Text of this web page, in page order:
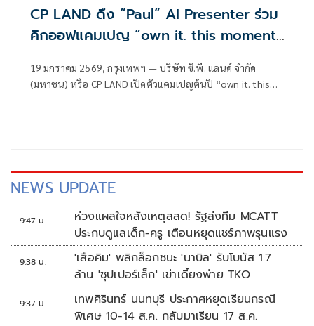
CP LAND ดึง “Paul” AI Presenter ร่วม
คิกออฟแคมเปญ “own it. this moment.
19 มกราคม 2569, กรุงเทพฯ — บริษัท ซี.พี. แลนด์ จำกัด
(มหาชน) หรือ CP LAND เปิดตัวแคมเปญต้นปี “own it. this
NEWS UPDATE
9:47 น.
ห่วงแผลใจหลังเหตุสลด! รัฐส่งทีม MCATT
ประกบดูแลเด็ก-ครู เตือนหยุดแชร์ภาพรุนแรง
9:38 น.
'เสือคิม' พลิกล็อกชนะ 'นาบิล' รับโบนัส 1.7
ล้าน 'ซุปเปอร์เล็ก' เข่าเดี้ยงพ่าย TKO
9:37 น.
เทพศิรินทร์ นนทบุรี ประกาศหยุดเรียนกรณี
พิเศษ 10-14 ส.ค. กลับมาเรียน 17 ส.ค.